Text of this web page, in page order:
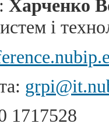
Харченко
і
1717528